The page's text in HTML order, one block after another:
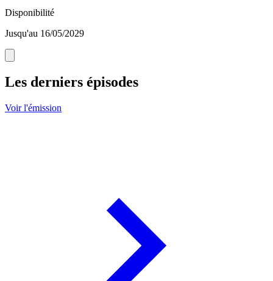
Disponibilité
Jusqu'au 16/05/2029
Les derniers épisodes
Voir l'émission